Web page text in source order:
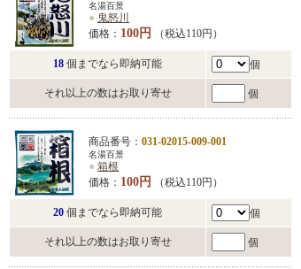
名湯百景
● 鬼怒川
価格： 100円 （税込110円）
18 個までなら即納可能 個
それ以上の数はお取り寄せ 個
商品番号： 031-02015-009-001
名湯百景
● 箱根
価格： 100円 （税込110円）
20 個までなら即納可能 個
それ以上の数はお取り寄せ 個